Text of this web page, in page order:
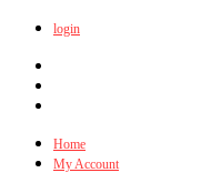
login
Home
My Account